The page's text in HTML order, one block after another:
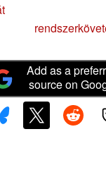
Add as a
source on